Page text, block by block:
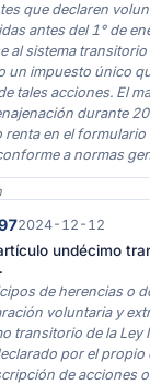
que declaren
antes del 1° de
al sistema transitorio
un impuesto único
tales acciones. El
durante
renta en el formulario
a normas
2024-12-12
undécimo
de herencias o
voluntaria y
transitorio de la Ley
por el
de acciones